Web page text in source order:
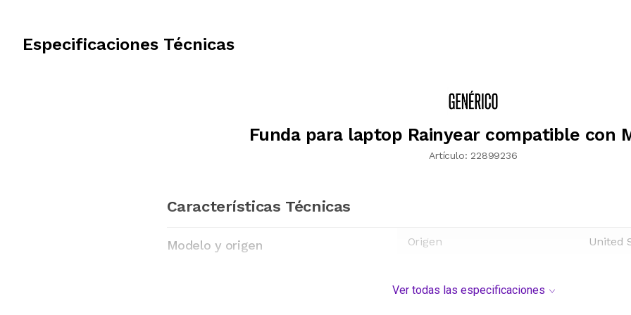
Especificaciones Técnicas
Funda para laptop Rainyear compatible con
Artículo: 22899236
Características Técnicas
Modelo y origen Origen United
Ver todas las especificaciones